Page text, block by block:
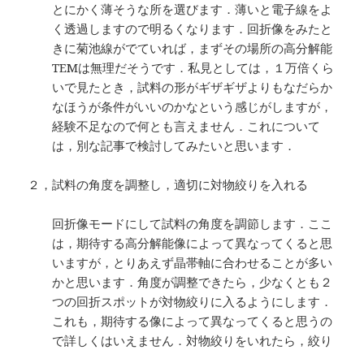
とにかく薄そうな所を選びます．薄いと電子線をよ
く透過しますので明るくなります．回折像をみたと
きに菊池線がでていれば，まずその場所の高分解能
TEMは無理だそうです．私見としては，１万倍くら
いで見たとき，試料の形がギザギザよりもなだらか
なほうが条件がいいのかなという感じがしますが，
経験不足なので何とも言えません．これについて
は，別な記事で検討してみたいと思います．
２，試料の角度を調整し，適切に対物絞りを入れる
回折像モードにして試料の角度を調節します．ここ
は，期待する高分解能像によって異なってくると思
いますが，とりあえず晶帯軸に合わせることが多い
かと思います．角度が調整できたら，少なくとも２
つの回折スポットが対物絞りに入るようにします．
これも，期待する像によって異なってくると思うの
で詳しくはいえません．対物絞りをいれたら，絞り